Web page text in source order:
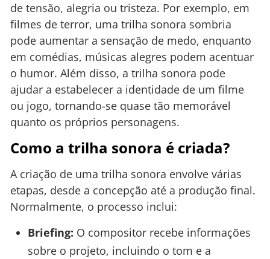
de tensão, alegria ou tristeza. Por exemplo, em
filmes de terror, uma trilha sonora sombria
pode aumentar a sensação de medo, enquanto
em comédias, músicas alegres podem acentuar
o humor. Além disso, a trilha sonora pode
ajudar a estabelecer a identidade de um filme
ou jogo, tornando-se quase tão memorável
quanto os próprios personagens.
Como a trilha sonora é criada?
A criação de uma trilha sonora envolve várias
etapas, desde a concepção até a produção final.
Normalmente, o processo inclui:
Briefing: O compositor recebe informações
sobre o projeto, incluindo o tom e a